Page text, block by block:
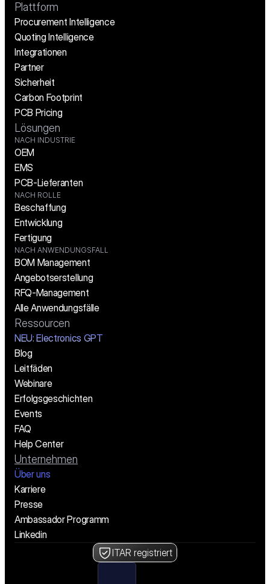
Plattform
Procurement Intelligence
Quoting Intelligence
Integrationen
Partner
Sicherheit
Carbon Footprint
PCB Pricing
Lösungen
NACH INDUSTRIE
OEM
EMS
PCB-Lieferanten
NACH ROLLE
Beschaffung
Entwicklung
Fertigung
NACH ANWENDUNGSFALL
BOM Management
Angebotserstellung
RFQ-Management
Alle Anwendungsfälle
Ressourcen
NEU: Electronics GPT
Blog
Leitfäden
Webinare
Erfolgsgeschichten
Events
FAQ
Help Center
Unternehmen
Über uns
Karriere
Presse
Ambassador Programm
Linkedin
ITAR registriert